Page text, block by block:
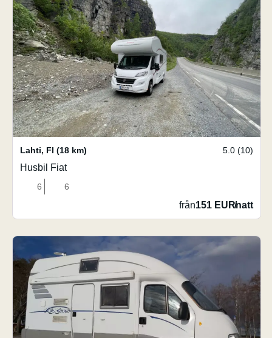
Lahti, FI (18 km) 5.0 (10)
Husbil Fiat
6 6
från151 EUR/natt